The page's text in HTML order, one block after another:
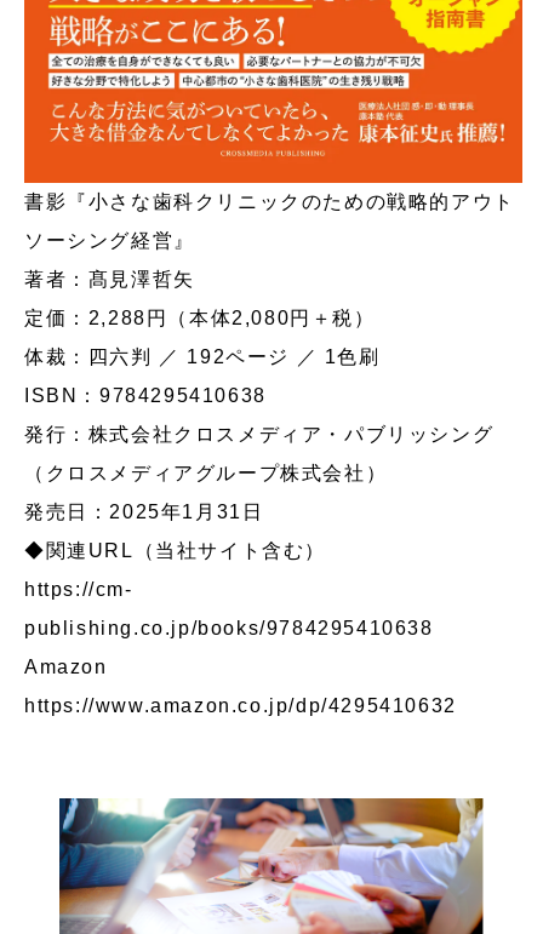
書影『小さな歯科クリニックのための戦略的アウト
ソーシング経営』
著者：髙見澤哲矢
定価：2,288円（本体2,080円＋税）
体裁：四六判 ／ 192ページ ／ 1色刷
ISBN：9784295410638
発行：株式会社クロスメディア・パブリッシング
（クロスメディアグループ株式会社）
発売日：2025年1月31日
◆関連URL（当社サイト含む）
https://cm-
publishing.co.jp/books/9784295410638
Amazon
https://www.amazon.co.jp/dp/4295410632